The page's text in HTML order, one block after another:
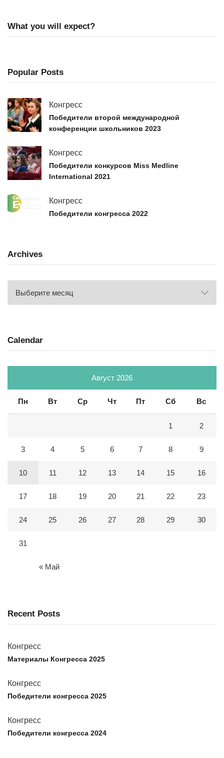
What you will expect?
Popular Posts
Конгресс
Победители второй международной
конференции школьников 2023
Конгресс
Победители конкурсов Miss Medline
International 2021
Конгресс
Победители конгресса 2022
Archives
Calendar
Август 2026
Пн Вт Ср Чт Пт Сб Вс
1 2
3 4 5 6 7 8 9
10 11 12 13 14 15 16
17 18 19 20 21 22 23
24 25 26 27 28 29 30
31
« Май
Recent Posts
Конгресс
Материалы Конгресса 2025
Конгресс
Победители конгресса 2025
Конгресс
Победители конгресса 2024